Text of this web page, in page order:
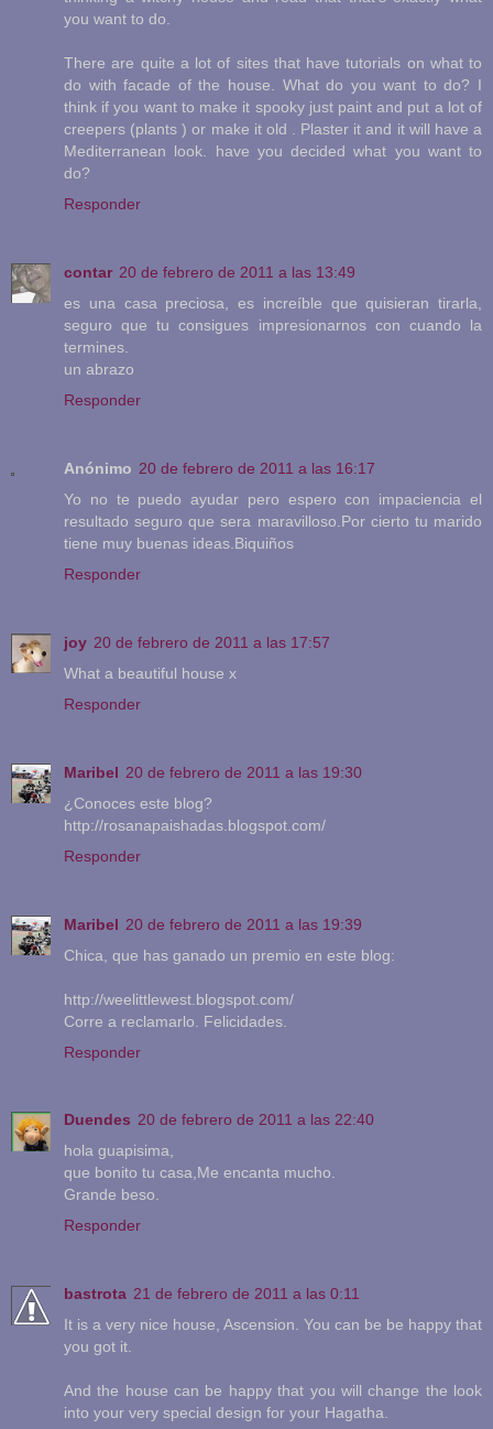
you want to do.
There are quite a lot of sites that have tutorials on what to
do with facade of the house. What do you want to do? I
think if you want to make it spooky just paint and put a lot of
creepers (plants ) or make it old . Plaster it and it will have a
Mediterranean look. have you decided what you want to
do?
Responder
contar 20 de febrero de 2011 a las 13:49
es una casa preciosa, es increíble que quisieran tirarla,
seguro que tu consigues impresionarnos con cuando la
termines.
un abrazo
Responder
Anónimo 20 de febrero de 2011 a las 16:17
Yo no te puedo ayudar pero espero con impaciencia el
resultado seguro que sera maravilloso.Por cierto tu marido
tiene muy buenas ideas.Biquiños
Responder
joy 20 de febrero de 2011 a las 17:57
What a beautiful house x
Responder
Maribel 20 de febrero de 2011 a las 19:30
¿Conoces este blog?
http://rosanapaishadas.blogspot.com/
Responder
Maribel 20 de febrero de 2011 a las 19:39
Chica, que has ganado un premio en este blog:
http://weelittlewest.blogspot.com/
Corre a reclamarlo. Felicidades.
Responder
Duendes 20 de febrero de 2011 a las 22:40
hola guapisima,
que bonito tu casa,Me encanta mucho.
Grande beso.
Responder
bastrota 21 de febrero de 2011 a las 0:11
It is a very nice house, Ascension. You can be be happy that
you got it.
And the house can be happy that you will change the look
into your very special design for your Hagatha.